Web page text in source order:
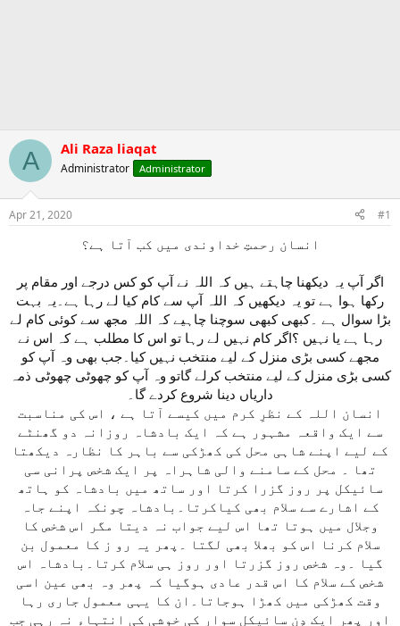
A Ali Raza liaqat
Administrator Administrator
Apr 21, 2020 #1
انسان رحمتِ خداوندی میں کب آتا ہے؟
اگر آپ یہ دیکھنا چاہتے ہیں کہ اللہ نے آپ کو کس درجے اور مقام پر
رکھا ہوا ہے تو یہ دیکھیں کہ اللہ آپ سے کام کیا لے رہا ہے۔یہ بہت
بڑا سوال ہے ۔کبھی کبھی سوچنا چاہیے کہ اللہ مجھ سے کوئی کام لے
رہا ہے یا نہیں ؟اگر کام نہیں لے رہا تو اس کا مطلب ہے کہ اس نے
مجھے کسی بڑی منزل کے لیے منتخب نہیں کیا۔جب بھی وہ آپ کو
کسی بڑی منزل کے لیے منتخب کرلے گاتو وہ آپ کو چھوٹی چھوٹی ذمہ
داریاں دینا شروع کردے گا۔
انسان اللہ کے نظرِ کرم میں کیسے آتا ہے ، اس کی مناسبت
سے ایک واقعہ مشہور ہے کہ ایک بادشاہ روزانہ دو گھنٹے
کے لیے اپنے شاہی محل کی کھڑکی سے باہر کا نظارہ دیکھتا
تھا ۔ محل کے سامنے والی شاہراہ پر ایک شخص پرانی سی
سائیکل پر روز گزرا کرتا اور ساتھ میں بادشاہ کو ہاتھ
کے اشارے سے سلام بھی کیاکرتا۔بادشاہ چونکہ اپنے جاہ
وجلال میں ہوتا تھا اس لیے جواب نہ دیتا مگر اس شخص کا
سلام کرنا اس کو بھلا بھی لگتا ۔پھر یہ رو ز کا معمول بن
گیا ۔وہ شخص روز گزرتا اور روز ہی سلام کرتا۔بادشاہ اس
شخص کے سلام کا اس قدر عادی ہوگیا کہ پھر وہ بھی عین اسی
وقت کھڑکی میں کھڑا ہوجاتا۔ان کا یہی معمول جاری رہا
اور پھر ایک دِن سائیکل سوار کی خوشی کی انتہاء نہ رہی جب